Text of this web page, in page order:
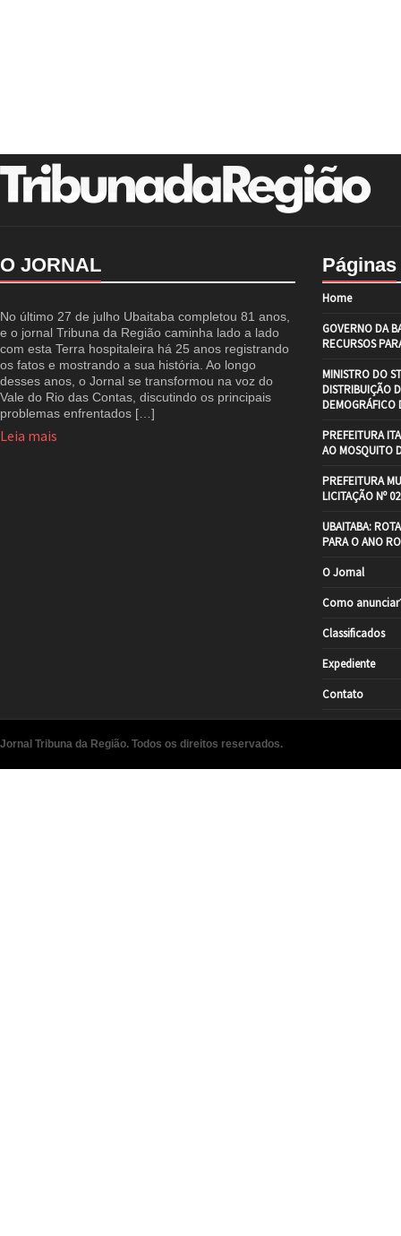
O JORNAL
No último 27 de julho Ubaitaba completou 81 anos,
e o jornal Tribuna da Região caminha lado a lado
com esta Terra hospitaleira há 25 anos registrando
os fatos e mostrando a sua história. Ao longo
desses anos, o Jornal se transformou na voz do
Vale do Rio das Contas, discutindo os principais
problemas enfrentados […]
Leia mais
Páginas
Home
GOVERNO DA
RECURSOS
MINISTRO DO
DISTRIBUIÇÃO
DEMOGRÁFICO
PREFEITURA
AO MOSQUITO
PREFEITURA
LICITAÇÃO Nº
UBAITABA:
PARA O ANO
O Jornal
Como
Classificados
Expediente
Contato
Jornal Tribuna da Região. Todos os direitos reservados.